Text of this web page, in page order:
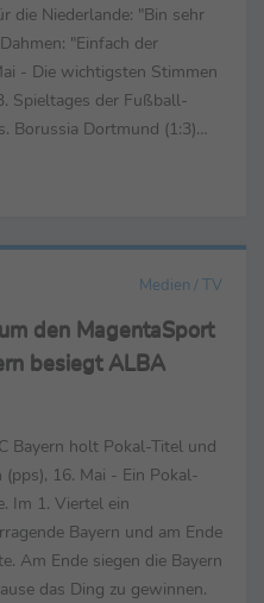
die Niederlande: "Bin sehr
"Einfach der
- Die wichtigsten Stimmen
Spieltages der Fußball-
Borussia Dortmund (1:3)
Medien / TV
den MagentaSport
besiegt ALBA
Bayern holt Pokal-Titel und
16. Mai - Ein Pokal-
Im 1. Viertel ein
Bayern und am Ende
Am Ende siegen die Bayern
das Ding zu gewinnen.